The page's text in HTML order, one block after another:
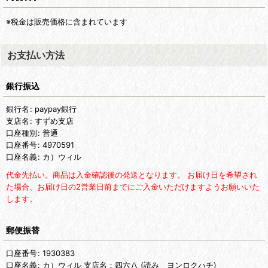
※税金は販売価格に含まれています
お支払い方法
銀行振込
銀行名 : paypay銀行
支店名 : すずめ支店
口座種別: 普通
口座番号: 4970591
口座名義: カ）ウィル
代金先払い。商品は入金確認後の発送となります。 お届け日を希望され
た場合、お届け日の2営業日前までにご入金いただけますようお願いいた
します。
郵便振替
口座番号: 1930383
口座名義: カ）ウィル 支店名：四六八 (読み ヨンロクハチ)